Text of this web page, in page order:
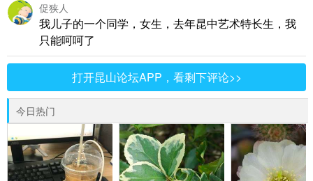
促狭人
我儿子的一个同学，女生，去年昆中艺术特长生，我
只能呵呵了
打开昆山论坛APP，看剩下评论>>
今日热门